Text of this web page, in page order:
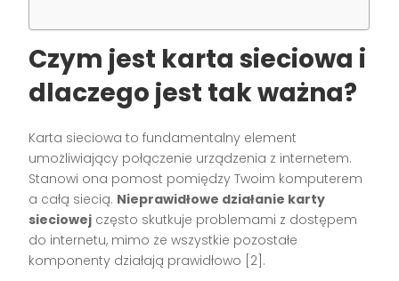
Czym jest karta sieciowa i
dlaczego jest tak ważna?
Karta sieciowa to fundamentalny element
umożliwiający połączenie urządzenia z internetem.
Stanowi ona pomost pomiędzy Twoim komputerem
a całą siecią. Nieprawidłowe działanie karty
sieciowej często skutkuje problemami z dostępem
do internetu, mimo że wszystkie pozostałe
komponenty działają prawidłowo [2].